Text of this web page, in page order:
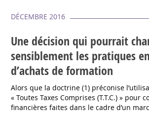
DÉCEMBRE 2016
Une décision qui pourrait
sensiblement les pratiques
d’achats de formation
Alors que la doctrine (1) préconise
« Toutes Taxes Comprises (T.T.C.) » pour
financières faites dans le cadre d’un